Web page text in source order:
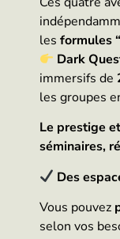
les formules
Dark
immersifs de
les groupes
Le prestige
séminaires,
Des
Vous pouvez
selon vos